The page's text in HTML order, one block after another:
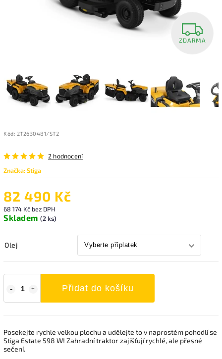
ZDARMA
Kód: 2T2630481/ST2
2 hodnocení
Značka:Stiga
82 490 Kč
68 174 Kč bez DPH
Skladem (2 ks)
Olej
Přidat do košíku
Posekejte rychle velkou plochu a udělejte to v naprostém pohodlí se
Stiga Estate 598 W! Zahradní traktor zajišťují rychlé, ale přesné
sečení.